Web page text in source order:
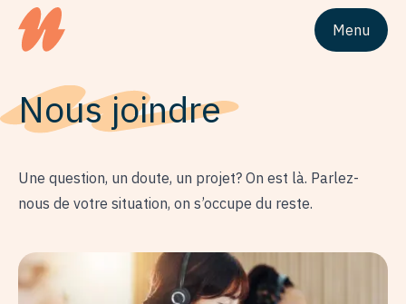
Logo du siteUnivesta Assurances Menu
Nous joindre
Une question, un doute, un projet? On est là. Parlez-
nous de votre situation, on s’occupe du reste.